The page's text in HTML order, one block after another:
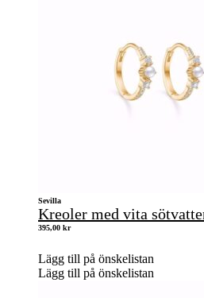
Sevilla
Kreoler med vita
395,00 kr
Lägg till på önskelistan
Lägg till på önskelistan